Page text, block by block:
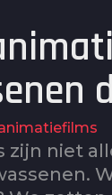
niet